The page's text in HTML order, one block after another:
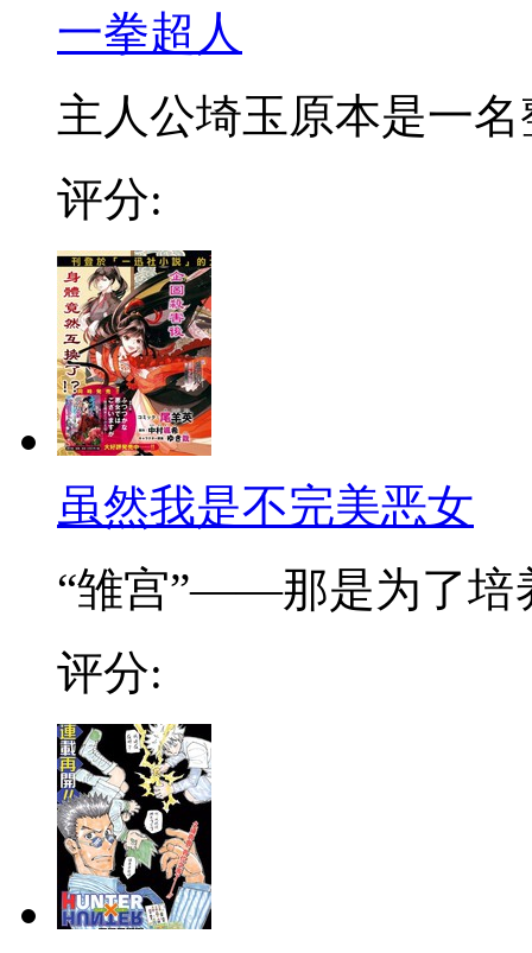
一拳超人
主人公埼玉原本是一名
评分:
虽然我是不完美恶女
“雏宫”——那是为了培
评分: